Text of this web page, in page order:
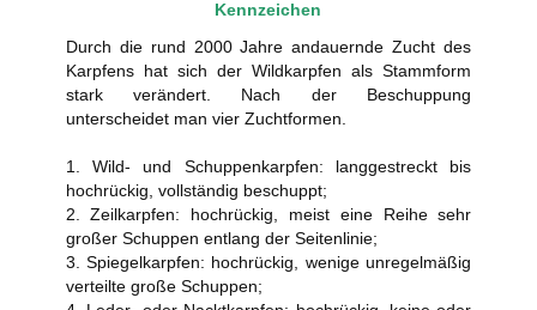
Kennzeichen
Durch die rund 2000 Jahre andauernde Zucht des
Karpfens hat sich der Wildkarpfen als Stammform
stark verändert. Nach der Beschuppung
unterscheidet man vier Zuchtformen.
1. Wild- und Schuppenkarpfen: langgestreckt bis
hochrückig, vollständig beschuppt;
2. Zeilkarpfen: hochrückig, meist eine Reihe sehr
großer Schuppen entlang der Seitenlinie;
3. Spiegelkarpfen: hochrückig, wenige unregelmäßig
verteilte große Schuppen;